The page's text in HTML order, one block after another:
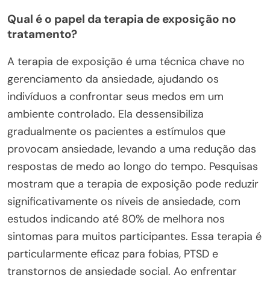
Qual é o papel da terapia de exposição no
tratamento?
A terapia de exposição é uma técnica chave no
gerenciamento da ansiedade, ajudando os
indivíduos a confrontar seus medos em um
ambiente controlado. Ela dessensibiliza
gradualmente os pacientes a estímulos que
provocam ansiedade, levando a uma redução das
respostas de medo ao longo do tempo. Pesquisas
mostram que a terapia de exposição pode reduzir
significativamente os níveis de ansiedade, com
estudos indicando até 80% de melhora nos
sintomas para muitos participantes. Essa terapia é
particularmente eficaz para fobias, PTSD e
transtornos de ansiedade social. Ao enfrentar